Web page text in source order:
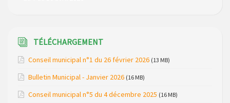
Relais Télévision TNT de Saint Just : modification des
canaux de diffusion le 20 février 2026
Arrêté de circulation RD13 et RD909 (dépôt de matériel sur
TÉLÉCHARGEMENT
Conseil municipal n°1 du 26 février 2026 (13 MB)
Bulletin Municipal - Janvier 2026 (16 MB)
Conseil municipal n°5 du 4 décembre 2025 (16 MB)